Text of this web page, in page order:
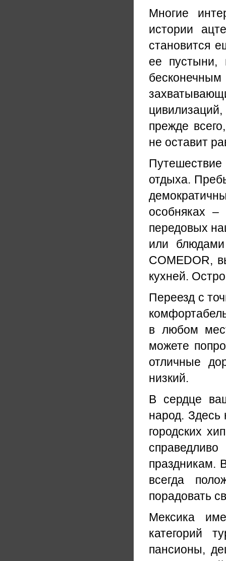
Многие
истории
становится
ее пустыни,
прежде
не оставит
отдыха.
особняках
передовых
или
COMEDOR,
кухней.
Переезд с
в любом
можете
отличные
низкий.
В сердце
народ. Здесь
городских
праздникам.
всегда
порадовать
Мексика
категорий
пансионы,